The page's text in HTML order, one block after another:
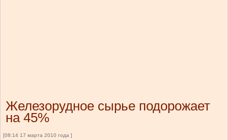
Железорудное сырье подорожает
на 45%
[08:14 17 марта 2010 года ]